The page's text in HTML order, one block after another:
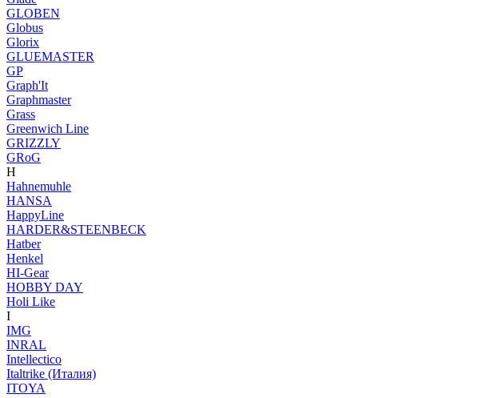
GLOBEN
Globus
Glorix
GLUEMASTER
GP
Graph'It
Graphmaster
Grass
Greenwich Line
GRIZZLY
GRoG
H
Hahnemuhle
HANSA
HappyLine
HARDER&STEENBECK
Hatber
Henkel
HI-Gear
HOBBY DAY
Holi Like
I
IMG
INRAL
Intellectico
Italtrike (Италия)
ITOYA